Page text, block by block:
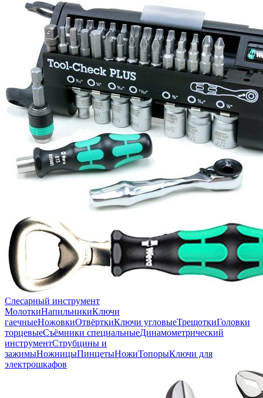
Слесарный инструмент
МолоткиНапильникиКлючи
гаечныеНожовкиОтвёрткиКлючи угловыеТрещоткиГоловки
торцевыеСъёмники специальныеДинамометрический
инструментСтрубцины и
зажимыНожницыПинцетыНожиТопорыКлючи для
электрошкафов